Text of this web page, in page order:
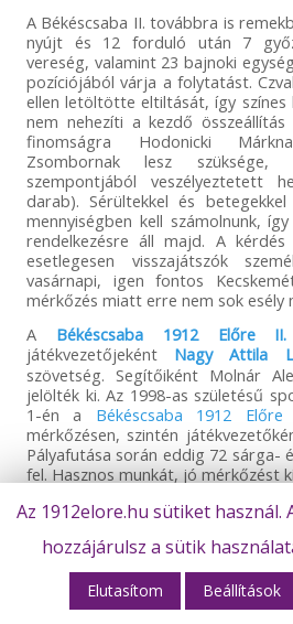
A Békéscsaba II. továbbra is
nyújt és 12 forduló után 7
vereség, valamint 23 bajnoki
pozíciójából várja a folytatást.
ellen letöltötte eltiltását, így
nem nehezíti a kezdő
finomságra Hodonicki
Zsombornak lesz
szempontjából veszélyeztetett
darab). Sérültekkel és
mennyiségben kell számolnunk,
rendelkezésre áll majd. A
esetlegesen visszajátszók
vasárnapi, igen fontos
mérkőzés miatt erre nem sok esély
A Békéscsaba 1912 Előre
játékvezetőjeként Nagy Attila
szövetség. Segítőiként Molnár
jelölték ki. Az 1998-as születésű
1-én a Békéscsaba 1912
mérkőzésen, szintén
Pályafutása során eddig 72 sárga-
fel. Hasznos munkát, jó mérkőzést
Az NB III Keleti csoport
1912 Előre II. – DEAC, Kolorcity
Előre, Aqua-General
Good II., Termálfürdő
Carnifex FC – DVTK II., Tállya KSE
Az 1912elore.hu sütiket használ.
hozzájárulsz a sütik
Elutasítom Beállítások